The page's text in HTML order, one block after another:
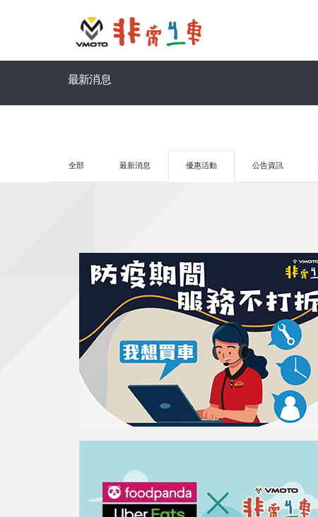
最新消息
全部 最新消息 優惠活動 公告資訊